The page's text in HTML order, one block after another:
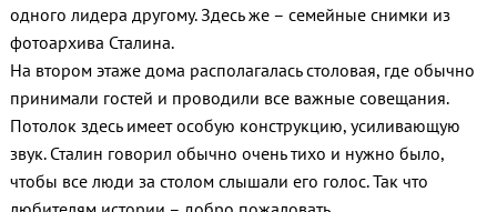
одного лидера другому. Здесь же – семейные снимки из
фотоархива Сталина.
На втором этаже дома располагалась столовая, где обычно
принимали гостей и проводили все важные совещания.
Потолок здесь имеет особую конструкцию, усиливающую
звук. Сталин говорил обычно очень тихо и нужно было,
чтобы все люди за столом слышали его голос. Так что